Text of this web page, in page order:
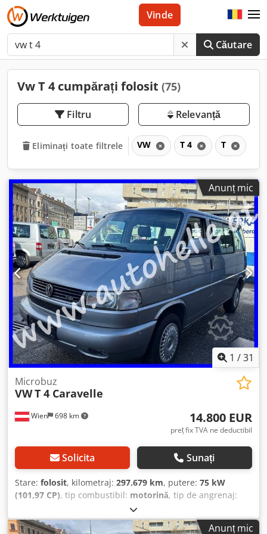
Căutare
Vinde
Vw T 4 cumpărați folosit (75)
Filtru Relevanță
Eliminați toate filtrele VW T 4 T
Anunț mic
1 /31
Wien 698 km
Microbuz
VWT 4 Caravelle
14.800 EUR
preț fix TVA ne deductibil
Solicita Sunați
Stare: folosit, kilometraj: 297.679 km, putere: 75 kW
(101,97 CP), tip combustibil: motorină, tip de angrenaj:
2.700 kg
08/1998, clasă de emisii:Euro 3, culoare:argintiu, număr
Anunț mic